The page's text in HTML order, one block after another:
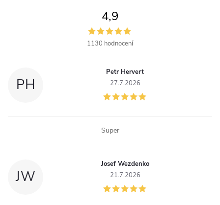
4,9
1130 hodnocení
PH
Petr Hervert
27.7.2026
Super
JW
Josef Wezdenko
21.7.2026